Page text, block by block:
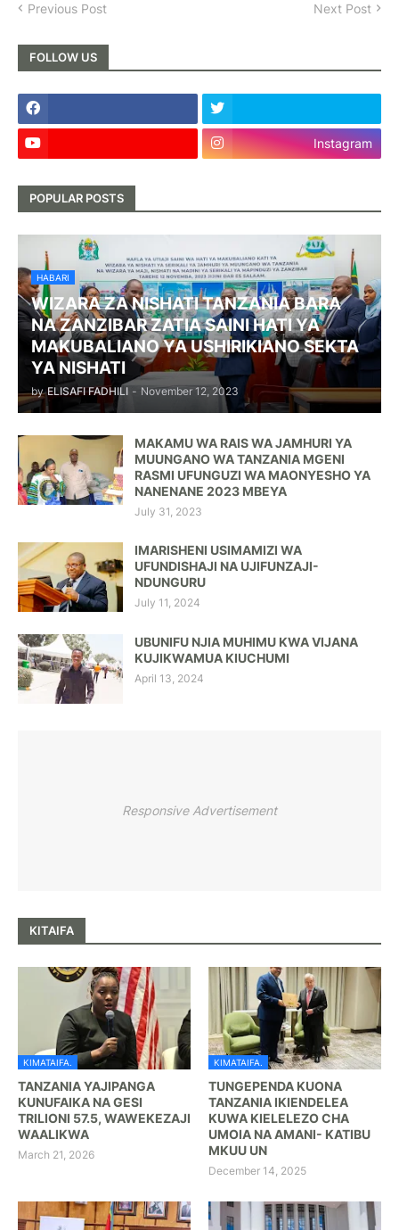
Previous Post Next Post
FOLLOW US
Instagram
POPULAR POSTS
HABARI
WIZARA ZA NISHATI TANZANIA BARA
NA ZANZIBAR ZATIA SAINI HATI YA
MAKUBALIANO YA USHIRIKIANO SEKTA
YA NISHATI
by ELISAFI FADHILI - November 12, 2023
MAKAMU WA RAIS WA JAMHURI YA
MUUNGANO WA TANZANIA MGENI
RASMI UFUNGUZI WA MAONYESHO YA
NANENANE 2023 MBEYA
July 31, 2023
IMARISHENI USIMAMIZI WA
UFUNDISHAJI NA UJIFUNZAJI-
NDUNGURU
July 11, 2024
UBUNIFU NJIA MUHIMU KWA VIJANA
KUJIKWAMUA KIUCHUMI
April 13, 2024
Responsive Advertisement
KITAIFA
KIMATAIFA.
TANZANIA YAJIPANGA
KUNUFAIKA NA GESI
TRILIONI 57.5, WAWEKEZAJI
WAALIKWA
March 21, 2026
KIMATAIFA.
TUNGEPENDA KUONA
TANZANIA IKIENDELEA
KUWA KIELELEZO CHA
UMOIA NA AMANI- KATIBU
MKUU UN
December 14, 2025